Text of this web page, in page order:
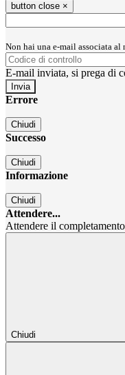
button close ×
Non hai una e-mail associata
E-mail inviata, si prega di
Errore
Chiudi
Successo
Chiudi
Informazione
Chiudi
Attendere...
Attendere il
Chiudi